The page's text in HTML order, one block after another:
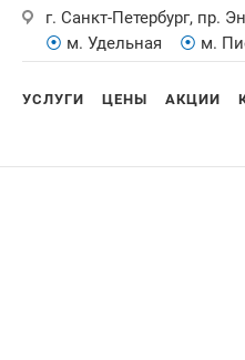
г. Санкт-Петербург, пр.
⦿ м. Удельная ⦿ м.
УСЛУГИ ЦЕНЫ АКЦИИ